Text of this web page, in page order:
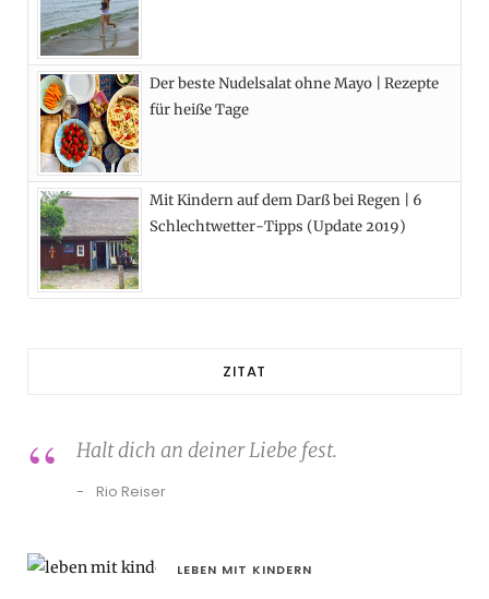
Der beste Nudelsalat ohne Mayo | Rezepte
für heiße Tage
Mit Kindern auf dem Darß bei Regen | 6
Schlechtwetter-Tipps (Update 2019)
ZITAT
Halt dich an deiner Liebe fest.
Rio Reiser
LEBEN MIT KINDERN